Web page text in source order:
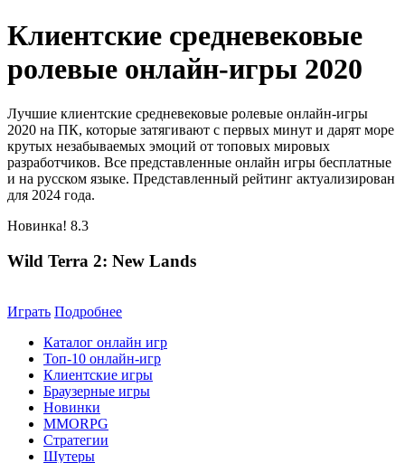
Клиентские средневековые
ролевые онлайн-игры 2020
Лучшие клиентские средневековые ролевые онлайн-игры
2020 на ПК, которые затягивают с первых минут и дарят море
крутых незабываемых эмоций от топовых мировых
разработчиков. Все представленные онлайн игры бесплатные
и на русском языке. Представленный рейтинг актуализирован
для 2024 года.
Новинка! 8.3
Wild Terra 2: New Lands
Играть Подробнее
Каталог онлайн игр
Топ-10 онлайн-игр
Клиентские игры
Браузерные игры
Новинки
MMORPG
Стратегии
Шутеры